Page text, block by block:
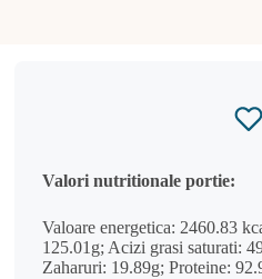
Valori nutritionale portie:
Valoare energetica: 2460.83
125.01g; Acizi grasi saturati:
Zaharuri: 19.89g; Proteine: